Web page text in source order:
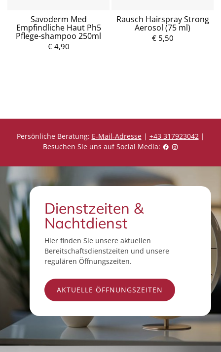
Savoderm Med
Empfindliche Haut Ph5
Pflege-shampoo 250ml
€ 4,90
Rausch Hairspray Strong
Aerosol (75 ml)
€ 5,50
P
Persönliche Beratung: E-Mail-Adresse| +43 317923042|
Besuchen Sie uns auf Social Media:
Dienstzeiten &
Nachtdienst
Hier finden Sie unsere aktuellen
Bereitschaftsdienstzeiten und unsere
regulären Öffnungszeiten.
AKTUELLE ÖFFNUNGSZEITEN